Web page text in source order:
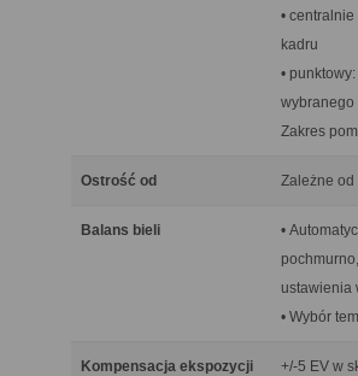
•
kadru
•
wybranego
Zakres
Ostrość od Zależne
Balans bieli
•
ustawienia
• Wybór
Kompensacja ekspozycji +/-5 EV w